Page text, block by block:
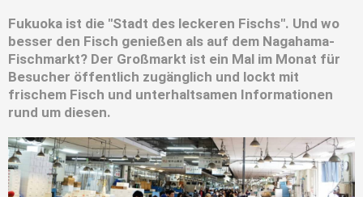
Fukuoka ist die "Stadt des leckeren Fischs". Und wo
besser den Fisch genießen als auf dem Nagahama-
Fischmarkt? Der Großmarkt ist ein Mal im Monat für
Besucher öffentlich zugänglich und lockt mit
frischem Fisch und unterhaltsamen Informationen
rund um diesen.